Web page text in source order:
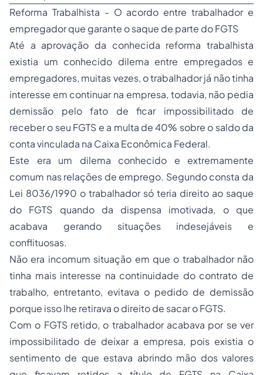
Reforma Trabalhista - O acordo entre trabalhador e
empregador que garante o saque de parte do FGTS
Até a aprovação da conhecida reforma trabalhista
existia um conhecido dilema entre empregados e
empregadores, muitas vezes, o trabalhador já não tinha
interesse em continuar na empresa, todavia, não pedia
demissão pelo fato de ficar impossibilitado de
receber o seu FGTS e a multa de 40% sobre o saldo da
conta vinculada na Caixa Econômica Federal.
Este era um dilema conhecido e extremamente
comum nas relações de emprego. Segundo consta da
Lei 8036/1990 o trabalhador só teria direito ao saque
do FGTS quando da dispensa imotivada, o que
acabava gerando situações indesejáveis e
conflituosas.
Não era incomum situação em que o trabalhador não
tinha mais interesse na continuidade do contrato de
trabalho, entretanto, evitava o pedido de demissão
porque isso lhe retirava o direito de sacar o FGTS.
Com o FGTS retido, o trabalhador acabava por se ver
impossibilitado de deixar a empresa, pois existia o
sentimento de que estava abrindo mão dos valores